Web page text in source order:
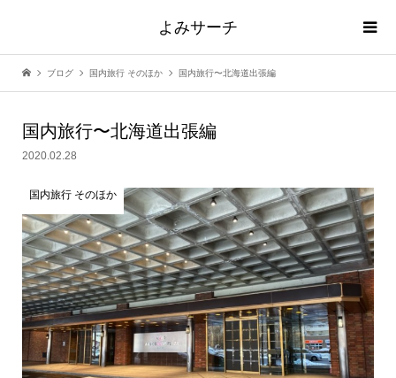
よみサーチ
ブログ 国内旅行 そのほか 国内旅行〜北海道出張編
国内旅行〜北海道出張編
2020.02.28
国内旅行 そのほか